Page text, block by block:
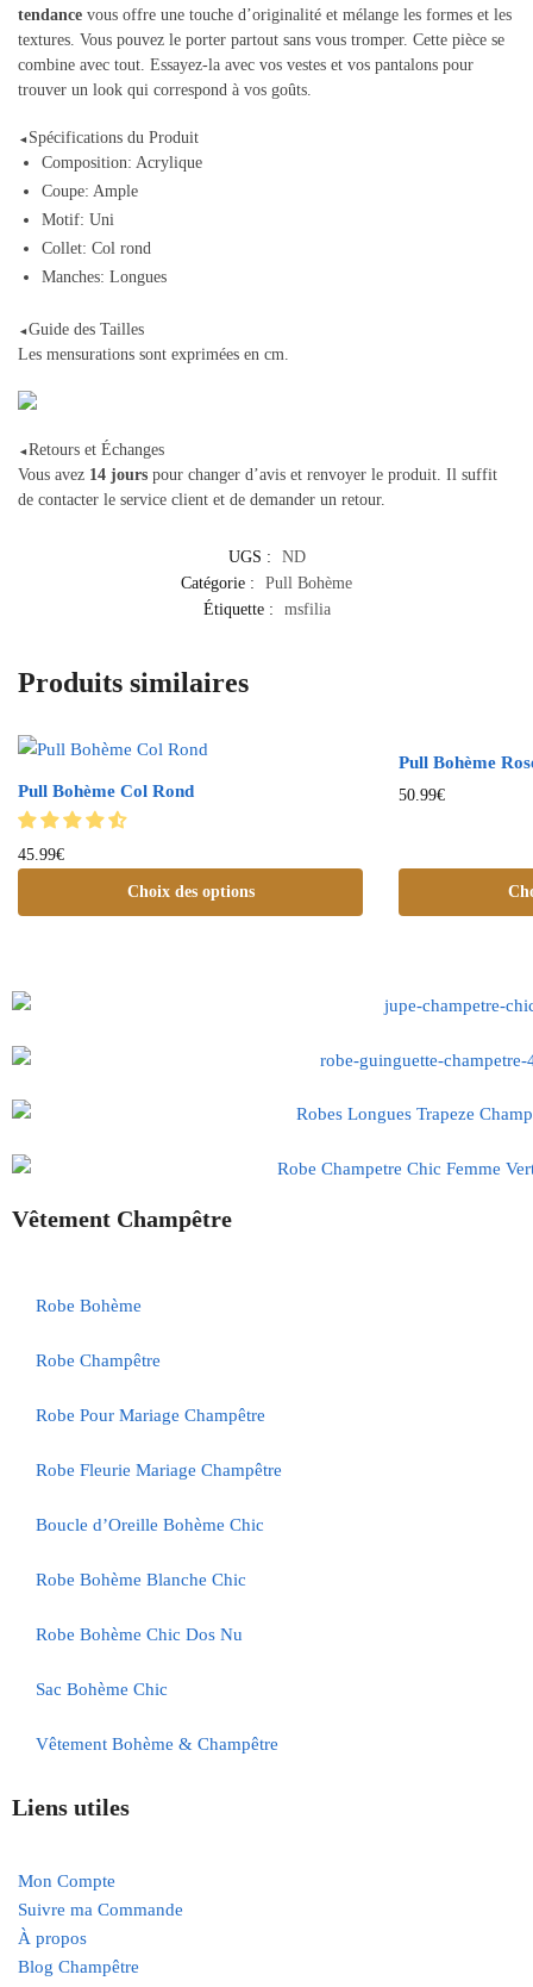
tendance vous offre une touche d’originalité et mélange les formes et les
textures. Vous pouvez le porter partout sans vous tromper. Cette pièce se
combine avec tout. Essayez-la avec vos vestes et vos pantalons pour
trouver un look qui correspond à vos goûts.
◄ Spécifications du Produit
Composition: Acrylique
Coupe: Ample
Motif: Uni
Collet: Col rond
Manches: Longues
◄Guide des Tailles
Les mensurations sont exprimées en cm.
◄Retours et Échanges
Vous avez 14 jours pour changer d’avis et renvoyer le produit. Il suffit
de contacter le service client et de demander un retour.
UGS :
ND
Catégorie :
Pull Bohème
Étiquette :
msfilia
Produits similaires
Pull Bohème Col Rond
45.99€
Choix des options
Pull Bohème
50.99€
Vêtement Champêtre
Robe Bohème
Robe Champêtre
Robe Pour Mariage Champêtre
Robe Fleurie Mariage Champêtre
Boucle d’Oreille Bohème Chic
Robe Bohème Blanche Chic
Robe Bohème Chic Dos Nu
Sac Bohème Chic
Vêtement Bohème & Champêtre
Liens utiles
Mon Compte
Suivre ma Commande
À propos
Blog Champêtre